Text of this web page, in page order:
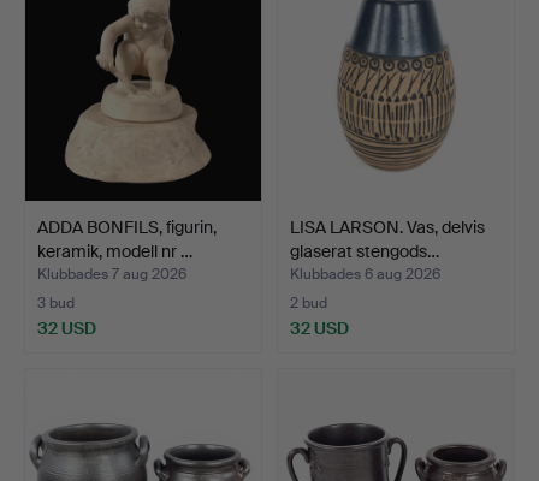
ADDA BONFILS, figurin,
keramik, modell nr …
Klubbades 7 aug 2026
3 bud
32 USD
LISA LARSON. Vas, delvis
glaserat stengods…
Klubbades 6 aug 2026
2 bud
32 USD